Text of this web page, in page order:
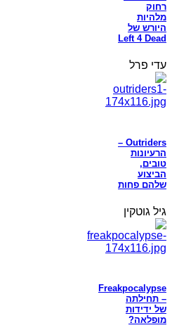
רחוק
מלהיות
היורש של
Left 4 Dead
עדי פרל
Outriders –
הרעיונות
טובים,
הביצוע
שלהם פחות
גיל גוטקין
Freakpocalypse
– תחילתה
של ידידות
מופלאה?